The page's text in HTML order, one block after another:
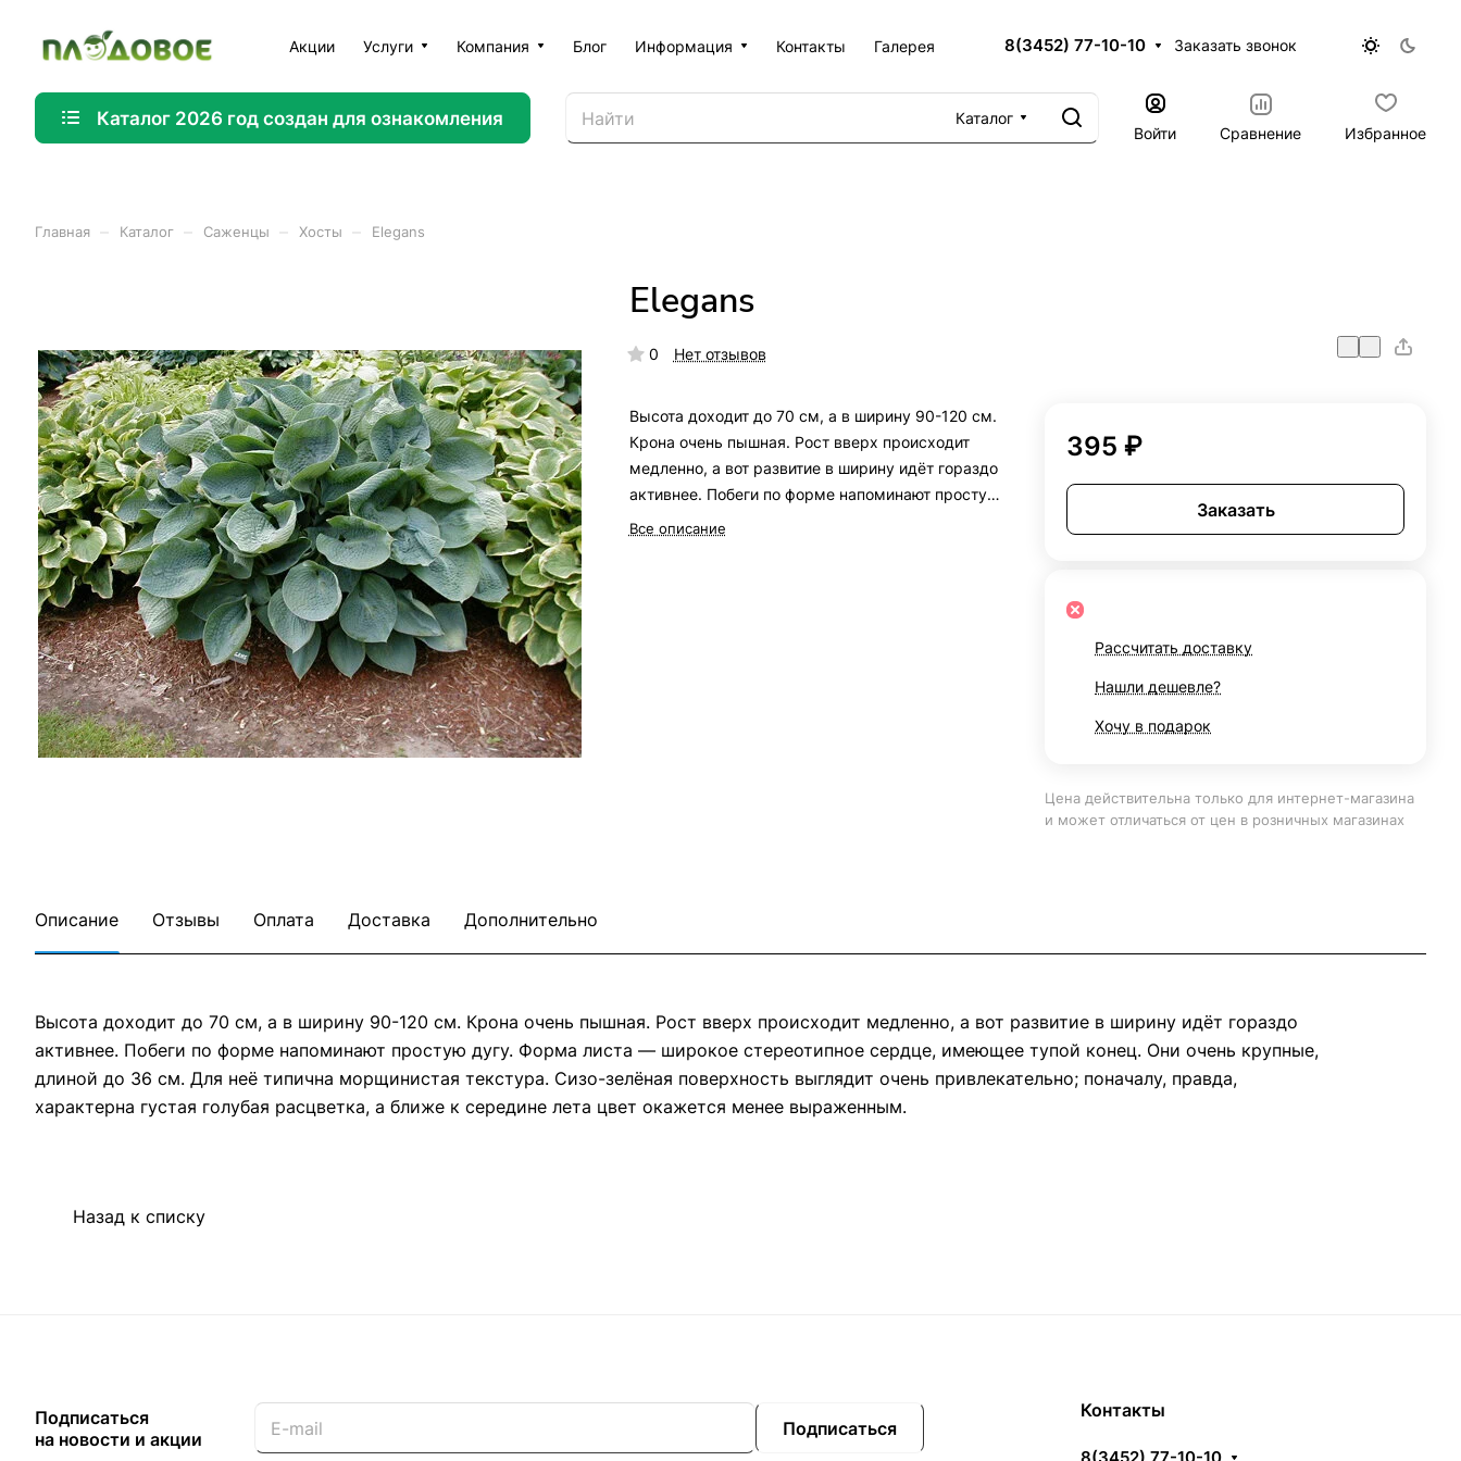
Акции Услуги Компания Блог Информация Контакты Галерея 8(3452) 77-10-10 Заказать звонок
Каталог 2026 год создан для ознакомления
Каталог
Войти
Сравнение Избранное
Главная Каталог Саженцы Хосты Elegans
Elegans
0 Нет отзывов
Высота доходит до 70 см, а в ширину 90-120 см.
Крона очень пышная. Рост вверх происходит
медленно, а вот развитие в ширину идёт гораздо
активнее. Побеги по форме напоминают простую
дугу. Форма листа — широкое стереотипное
Все описание
395 ₽
Заказать
Рассчитать доставку
Нашли дешевле?
Хочу в подарок
Цена действительна только для интернет-магазина
и может отличаться от цен в розничных магазинах
Описание Отзывы Оплата Доставка Дополнительно
Высота доходит до 70 см, а в ширину 90-120 см. Крона очень пышная. Рост вверх происходит медленно, а вот развитие в ширину идёт гораздо
активнее. Побеги по форме напоминают простую дугу. Форма листа — широкое стереотипное сердце, имеющее тупой конец. Они очень крупные,
длиной до 36 см. Для неё типична морщинистая текстура. Сизо-зелёная поверхность выглядит очень привлекательно; поначалу, правда,
характерна густая голубая расцветка, а ближе к середине лета цвет окажется менее выраженным.
Назад к списку
Подписаться
на новости и акции
Подписаться
Контакты